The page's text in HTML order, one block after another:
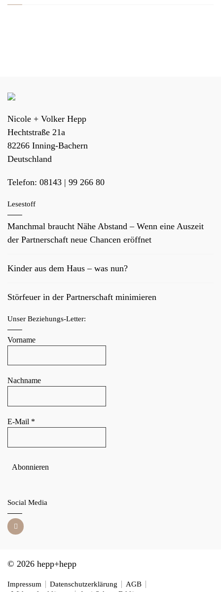
Nicole + Volker Hepp
Hechtstraße 21a
82266 Inning-Bachern
Deutschland
Telefon: 08143 | 99 266 80
Lesestoff
Manchmal braucht Nähe Abstand – Wenn eine Auszeit
der Partnerschaft neue Chancen eröffnet
Kinder aus dem Haus – was nun?
Störfeuer in der Partnerschaft minimieren
Unser Beziehungs-Letter:
Vorname
Nachname
E-Mail *
Social Media
© 2026 hepp+hepp
Impressum Datenschutzerklärung
AGB